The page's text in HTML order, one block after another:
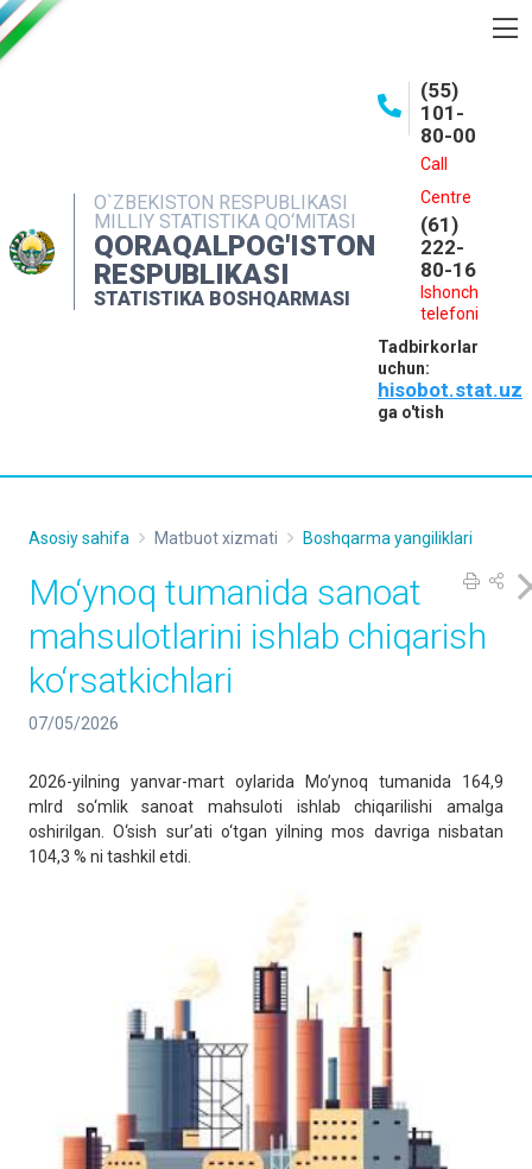
O`ZBEKISTON RESPUBLIKASI
MILLIY STATISTIKA QO‘MITASI
QORAQALPOG'ISTON
RESPUBLIKASI
STATISTIKA BOSHQARMASI
(55)
101-
80-00
Call
Centre
(61)
222-
80-16
Ishonch
telefoni
Tadbirkorlar
uchun:
hisobot.stat.uz
ga o'tish
INTERAKTIV XIZMATLAR
MATBUOT XIZMATI
MUROJAATLAR
Asosiy sahifa Matbuot xizmati Boshqarma yangiliklari
Mo‘ynoq tumanida sanoat
mahsulotlarini ishlab chiqarish
ko‘rsatkichlari
07/05/2026
2026-yilning yanvar-mart oylarida Mo’ynoq tumanida 164,9
mlrd so‘mlik sanoat mahsuloti ishlab chiqarilishi amalga
oshirilgan. O‘sish sur’ati o‘tgan yilning mos davriga nisbatan
104,3 % ni tashkil etdi.